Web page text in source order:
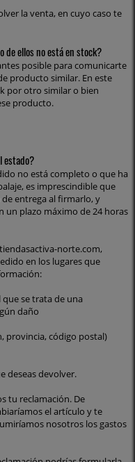
la venta, en cuyo caso te
de ellos no está en stock?
posible para comunicarte
producto similar. En este
por otro similar o bien
producto.
estado?
no está completo o que ha
es imprescindible que
entrega al firmarlo, y
un plazo máximo de 24 horas
norte.com,
en los lugares que
se trata de una
daño
provincia, código postal)
deseas devolver.
tu reclamación. De
el artículo y te
nosotros los gastos